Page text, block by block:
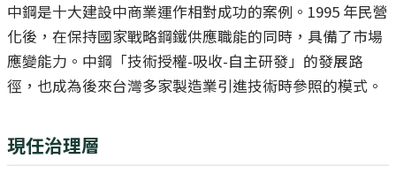
中鋼是十大建設中商業運作相對成功的案例。1995 年民營
化後，在保持國家戰略鋼鐵供應職能的同時，具備了市場
應變能力。中鋼「技術授權-吸收-自主研發」的發展路
徑，也成為後來台灣多家製造業引進技術時參照的模式。
現任治理層